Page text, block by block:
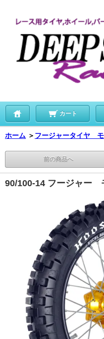
カート
ホーム ＞ フージャータイヤ
前の商品へ
90/100-14 フージャー